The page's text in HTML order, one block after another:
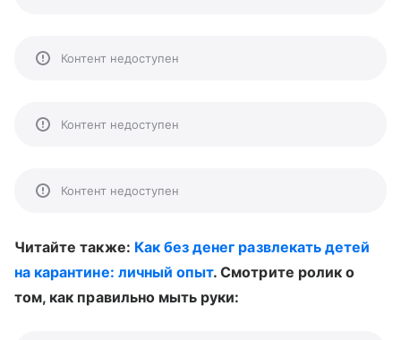
Контент недоступен
Контент недоступен
Контент недоступен
Читайте также: Как без денег развлекать детей
на карантине: личный опыт. Смотрите ролик о
том, как правильно мыть руки: